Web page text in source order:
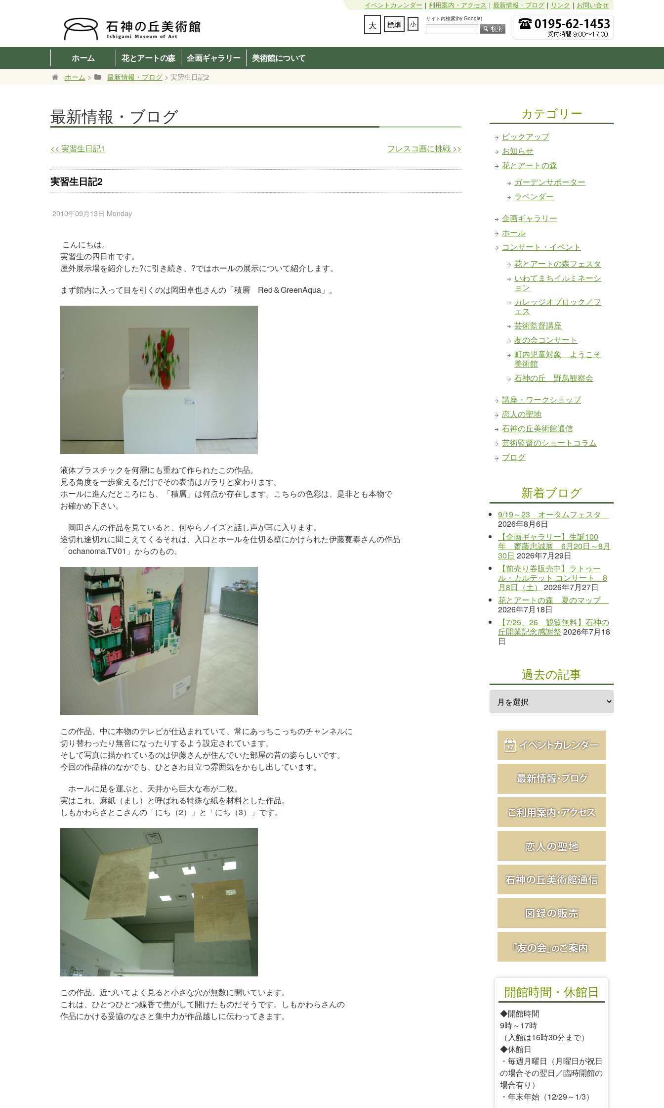
イベントカレンダー｜利用案内・アクセス｜最新情報・ブログ｜リンク｜お問い合せ
サイト内検索(by Google)
大 標準 小
ホーム 花とアートの森 企画ギャラリー 美術館について
ホーム > 最新情報・ブログ > 実習生日記2
最新情報・ブログ
<< 実習生日記1 フレスコ画に挑戦 >>
実習生日記2
2010年09月13日 Monday
こんにちは。
実習生の四日市です。
屋外展示場を紹介した?に引き続き、?ではホールの展示について紹介します。
まず館内に入って目を引くのは岡田卓也さんの「積層 Red＆GreenAqua」。
液体プラスチックを何層にも重ねて作られたこの作品。
見る角度を一歩変えるだけでその表情はガラリと変わります。
ホールに進んだところにも、「積層」は何点か存在します。こちらの色彩は、是非とも本物で
お確かめ下さい。
岡田さんの作品を見ていると、何やらノイズと話し声が耳に入ります。
途切れ途切れに聞こえてくるそれは、入口とホールを仕切る壁にかけられた伊藤寛泰さんの作品
「ochanoma.TV01」からのもの。
この作品、中に本物のテレビが仕込まれていて、常にあっちこっちのチャンネルに
切り替わったり無音になったりするよう設定されています。
そして写真に描かれているのは伊藤さんが住んでいた部屋の昔の姿らしいです。
今回の作品群のなかでも、ひときわ目立つ雰囲気をかもし出しています。
ホールに足を運ぶと、天井から巨大な布が二枚。
実はこれ、麻紙（まし）と呼ばれる特殊な紙を材料とした作品。
しもかわらさとこさんの「にち（2）」と「にち（3）」です。
この作品、近づいてよく見ると小さな穴が無数に開いています。
これは、ひとつひとつ線香で焦がして開けたものだそうです。しもかわらさんの
作品にかける妥協のなさと集中力が作品越しに伝わってきます。
カテゴリー
ピックアップ
お知らせ
花とアートの森
ガーデンサポーター
ラベンダー
企画ギャラリー
ホール
コンサート・イベント
花とアートの森フェスタ
いわてまちイルミネーシ
ョン
カレッジオブロック／フ
ェス
芸術監督講座
友の会コンサート
町内児童対象 ようこそ
美術館
石神の丘 野鳥観察会
講座・ワークショップ
恋人の聖地
石神の丘美術館通信
芸術監督のショートコラム
ブログ
新着ブログ
9/19～23 オータムフェスタ
2026年8月6日
【企画ギャラリー】生誕100
年 齋藤忠誠展 6月20日～8月
30日 2026年7月29日
【前売り券販売中】ラトゥー
ル・カルテット コンサート 8
月8日（土）
2026年7月27日
花とアートの森 夏のマップ
2026年7月18日
【7/25、26 観覧無料】石神の
丘開業記念感謝祭 2026年7月18
日
過去の記事
開館時間・休館日
◆開館時間
9時～17時
（入館は16時30分まで）
◆休館日
・毎週月曜日（月曜日が祝日
の場合その翌日／臨時開館の
場合有り）
・年末年始（12/29～1/3）